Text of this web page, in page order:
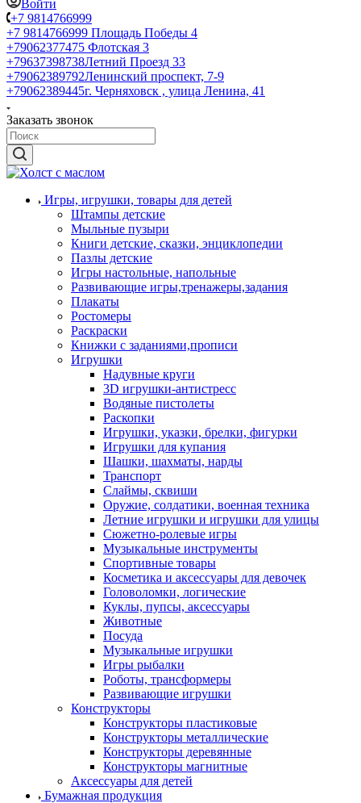
Войти
+7 9814766999
+7 9814766999 Площадь Победы 4
+79062377475 Флотская 3
+79637398738Летний Проезд 33
+79062389792Ленинский проспект, 7-9
+79062389445г. Черняховск , улица Ленина, 41
Заказать звонок
Игры, игрушки, товары для детей
Штампы детские
Мыльные пузыри
Книги детские, сказки, энциклопедии
Пазлы детские
Игры настольные, напольные
Развивающие игры,тренажеры,задания
Плакаты
Ростомеры
Раскраски
Книжки с заданиями,прописи
Игрушки
Надувные круги
3D игрушки-антистресс
Водяные пистолеты
Раскопки
Игрушки, указки, брелки, фигурки
Игрушки для купания
Шашки, шахматы, нарды
Транспорт
Слаймы, сквиши
Оружие, солдатики, военная техника
Летние игрушки и игрушки для улицы
Сюжетно-ролевые игры
Музыкальные инструменты
Спортивные товары
Косметика и аксессуары для девочек
Головоломки, логические
Куклы, пупсы, аксессуары
Животные
Посуда
Музыкальные игрушки
Игры рыбалки
Роботы, трансформеры
Развивающие игрушки
Конструкторы
Конструкторы пластиковые
Конструкторы металлические
Конструкторы деревянные
Конструкторы магнитные
Аксессуары для детей
Бумажная продукция